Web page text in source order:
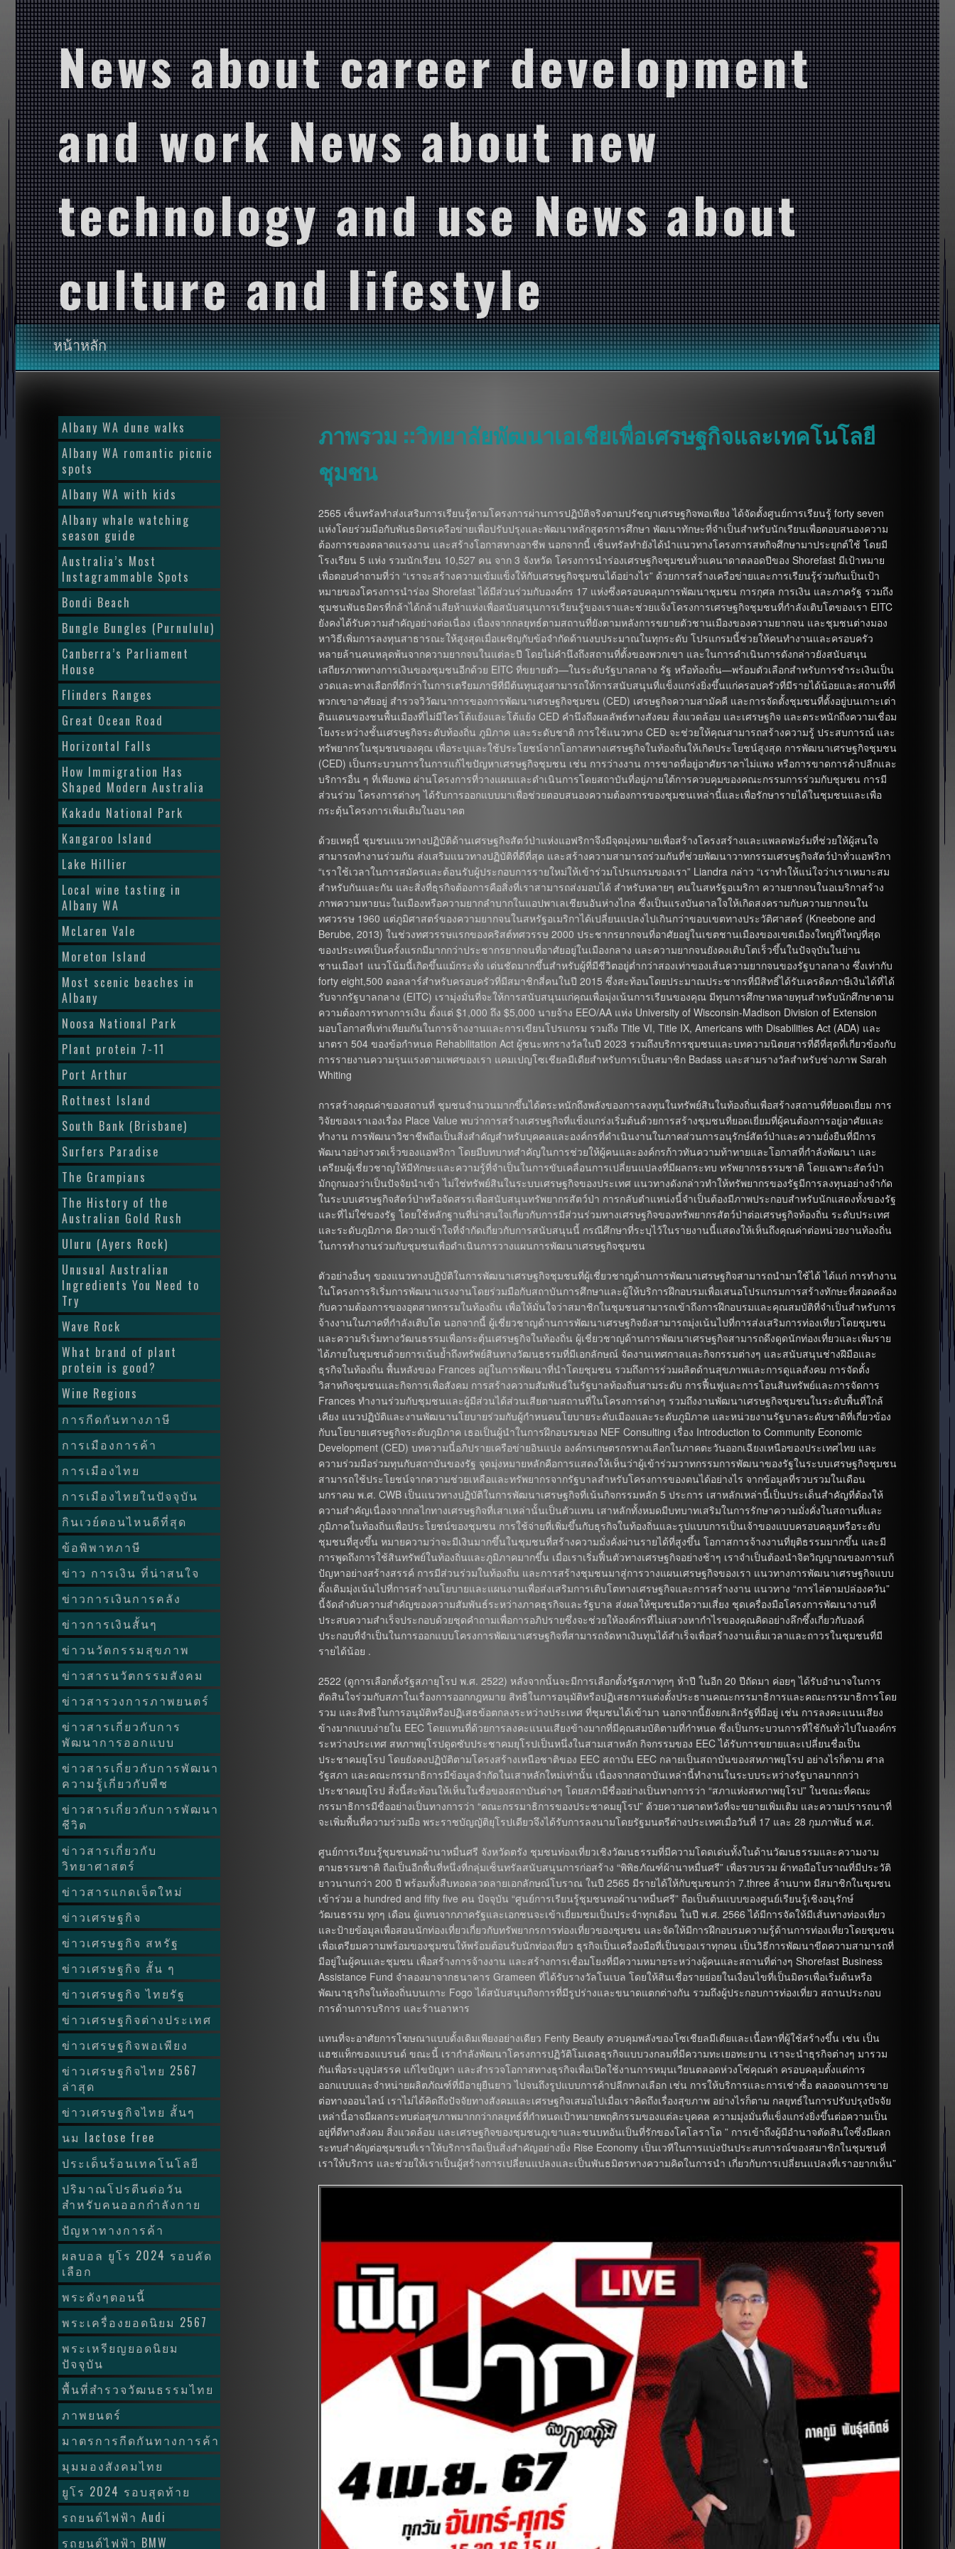
News about career development
and work News about new
technology and use News about
culture and lifestyle
หน้าหลัก
ภาพรวม ::วิทยาลัยพัฒนาเอเชียเพื่อเศรษฐกิจและเทคโนโลยี
ชุมชน
2565 เซ็นทรัลทำส่งเสริมการเรียนรู้ตามโครงการผ่านการปฏิบัติจริงตามปรัชญาเศรษฐกิจพอเพียง ได้จัดตั้งศูนย์การเรียนรู้ forty seven
แห่งโดยร่วมมือกับพันธมิตรเครือข่ายเพื่อปรับปรุงและพัฒนาหลักสูตรการศึกษา พัฒนาทักษะที่จำเป็นสำหรับนักเรียนเพื่อตอบสนองความ
ต้องการของตลาดแรงงาน และสร้างโอกาสทางอาชีพ นอกจากนี้ เซ็นทรัลทำยังได้นำแนวทางโครงการสหกิจศึกษามาประยุกต์ใช้ โดยมี
โรงเรียน 5 แห่ง รวมนักเรียน 10,527 คน จาก 3 จังหวัด โครงการนำร่องเศรษฐกิจชุมชนทั่วแคนาดาตลอดปีของ Shorefast มีเป้าหมาย
เพื่อตอบคำถามที่ว่า “เราจะสร้างความเข้มแข็งให้กับเศรษฐกิจชุมชนได้อย่างไร” ด้วยการสร้างเครือข่ายและการเรียนรู้ร่วมกันเป็นเป้า
หมายของโครงการนำร่อง Shorefast ได้มีส่วนร่วมกับองค์กร 17 แห่งซึ่งครอบคลุมการพัฒนาชุมชน การกุศล การเงิน และภาครัฐ รวมถึง
ชุมชนพันธมิตรที่กล้าได้กล้าเสียห้าแห่งเพื่อสนับสนุนการเรียนรู้ของเราและช่วยแจ้งโครงการเศรษฐกิจชุมชนที่กำลังเติบโตของเรา EITC
ยังคงได้รับความสำคัญอย่างต่อเนื่อง เนื่องจากกลยุทธ์ตามสถานที่ยังตามหลังการขยายตัวชานเมืองของความยากจน และชุมชนต่างมอง
หาวิธีเพิ่มการลงทุนสาธารณะให้สูงสุดเมื่อเผชิญกับข้อจำกัดด้านงบประมาณในทุกระดับ โปรแกรมนี้ช่วยให้คนทำงานและครอบครัว
หลายล้านคนหลุดพ้นจากความยากจนในแต่ละปี โดยไม่คำนึงถึงสถานที่ตั้งของพวกเขา และในการดำเนินการดังกล่าวยังสนับสนุน
เสถียรภาพทางการเงินของชุมชนอีกด้วย EITC ที่ขยายตัว—ในระดับรัฐบาลกลาง รัฐ หรือท้องถิ่น—พร้อมตัวเลือกสำหรับการชำระเงินเป็น
งวดและทางเลือกที่ดีกว่าในการเตรียมภาษีที่มีต้นทุนสูงสามารถให้การสนับสนุนที่แข็งแกร่งยิ่งขึ้นแก่ครอบครัวที่มีรายได้น้อยและสถานที่ที่
พวกเขาอาศัยอยู่ สำรวจวิวัฒนาการของการพัฒนาเศรษฐกิจชุมชน (CED) เศรษฐกิจความสามัคคี และการจัดตั้งชุมชนที่ตั้งอยู่บนเกาะเต่า
ดินแดนของชนพื้นเมืองที่ไม่มีใครโต้แย้งและโต้แย้ง CED คำนึงถึงผลลัพธ์ทางสังคม สิ่งแวดล้อม และเศรษฐกิจ และตระหนักถึงความเชื่อม
โยงระหว่างชั้นเศรษฐกิจระดับท้องถิ่น ภูมิภาค และระดับชาติ การใช้แนวทาง CED จะช่วยให้คุณสามารถสร้างความรู้ ประสบการณ์ และ
ทรัพยากรในชุมชนของคุณ เพื่อระบุและใช้ประโยชน์จากโอกาสทางเศรษฐกิจในท้องถิ่นให้เกิดประโยชน์สูงสุด การพัฒนาเศรษฐกิจชุมชน
(CED) เป็นกระบวนการในการแก้ไขปัญหาเศรษฐกิจชุมชน เช่น การว่างงาน การขาดที่อยู่อาศัยราคาไม่แพง หรือการขาดการค้าปลีกและ
บริการอื่น ๆ ที่เพียงพอ ผ่านโครงการที่วางแผนและดำเนินการโดยสถาบันที่อยู่ภายใต้การควบคุมของคณะกรรมการร่วมกับชุมชน การมี
ส่วนร่วม โครงการต่างๆ ได้รับการออกแบบมาเพื่อช่วยตอบสนองความต้องการของชุมชนเหล่านี้และเพื่อรักษารายได้ในชุมชนและเพื่อ
กระตุ้นโครงการเพิ่มเติมในอนาคต
ด้วยเหตุนี้ ชุมชนแนวทางปฏิบัติด้านเศรษฐกิจสัตว์ป่าแห่งแอฟริกาจึงมีจุดมุ่งหมายเพื่อสร้างโครงสร้างและแพลตฟอร์มที่ช่วยให้ผู้สนใจ
สามารถทำงานร่วมกัน ส่งเสริมแนวทางปฏิบัติที่ดีที่สุด และสร้างความสามารถร่วมกันที่ช่วยพัฒนาวาทกรรมเศรษฐกิจสัตว์ป่าทั่วแอฟริกา
“เราใช้เวลาในการสมัครและต้อนรับผู้ประกอบการรายใหม่ให้เข้าร่วมโปรแกรมของเรา” Liandra กล่าว “เราทำให้แน่ใจว่าเราเหมาะสม
สำหรับกันและกัน และสิ่งที่ธุรกิจต้องการคือสิ่งที่เราสามารถส่งมอบได้ สำหรับหลายๆ คนในสหรัฐอเมริกา ความยากจนในอเมริกาสร้าง
ภาพความหายนะในเมืองหรือความยากลำบากในแอปพาเลเชียนอันห่างไกล ซึ่งเป็นแรงบันดาลใจให้เกิดสงครามกับความยากจนใน
ทศวรรษ 1960 แต่ภูมิศาสตร์ของความยากจนในสหรัฐอเมริกาได้เปลี่ยนแปลงไปเกินกว่าขอบเขตทางประวัติศาสตร์ (Kneebone and
Berube, 2013) ในช่วงทศวรรษแรกของคริสต์ทศวรรษ 2000 ประชากรยากจนที่อาศัยอยู่ในเขตชานเมืองของเขตเมืองใหญ่ที่ใหญ่ที่สุด
ของประเทศเป็นครั้งแรกมีมากกว่าประชากรยากจนที่อาศัยอยู่ในเมืองกลาง และความยากจนยังคงเติบโตเร็วขึ้นในปัจจุบันในย่าน
ชานเมือง1 แนวโน้มนี้เกิดขึ้นแม้กระทั่ง เด่นชัดมากขึ้นสำหรับผู้ที่มีชีวิตอยู่ต่ำกว่าสองเท่าของเส้นความยากจนของรัฐบาลกลาง ซึ่งเท่ากับ
forty eight,500 ดอลลาร์สำหรับครอบครัวที่มีสมาชิกสี่คนในปี 2015 ซึ่งสะท้อนโดยประมาณประชากรที่มีสิทธิ์ได้รับเครดิตภาษีเงินได้ที่ได้
รับจากรัฐบาลกลาง (EITC) เรามุ่งมั่นที่จะให้การสนับสนุนแก่คุณเพื่อมุ่งเน้นการเรียนของคุณ มีทุนการศึกษาหลายทุนสำหรับนักศึกษาตาม
ความต้องการทางการเงิน ตั้งแต่ $1,000 ถึง $5,000 นายจ้าง EEO/AA แห่ง University of Wisconsin-Madison Division of Extension
มอบโอกาสที่เท่าเทียมกันในการจ้างงานและการเขียนโปรแกรม รวมถึง Title VI, Title IX, Americans with Disabilities Act (ADA) และ
มาตรา 504 ของข้อกำหนด Rehabilitation Act ผู้ชนะหกรางวัลในปี 2023 รวมถึงบริการชุมชนและบทความนิตยสารที่ดีที่สุดที่เกี่ยวข้องกับ
การรายงานความรุนแรงตามเพศของเรา แคมเปญโซเชียลมีเดียสำหรับการเป็นสมาชิก Badass และสามรางวัลสำหรับช่างภาพ Sarah
Whiting
การสร้างคุณค่าของสถานที่ ชุมชนจำนวนมากขึ้นได้ตระหนักถึงพลังของการลงทุนในทรัพย์สินในท้องถิ่นเพื่อสร้างสถานที่ที่ยอดเยี่ยม การ
วิจัยของเราเองเรื่อง Place Value พบว่าการสร้างเศรษฐกิจที่แข็งแกร่งเริ่มต้นด้วยการสร้างชุมชนที่ยอดเยี่ยมที่ผู้คนต้องการอยู่อาศัยและ
ทำงาน การพัฒนาวิชาชีพถือเป็นสิ่งสำคัญสำหรับบุคคลและองค์กรที่ดำเนินงานในภาคส่วนการอนุรักษ์สัตว์ป่าและความยั่งยืนที่มีการ
พัฒนาอย่างรวดเร็วของแอฟริกา โดยมีบทบาทสำคัญในการช่วยให้ผู้คนและองค์กรก้าวทันความท้าทายและโอกาสที่กำลังพัฒนา และ
เตรียมผู้เชี่ยวชาญให้มีทักษะและความรู้ที่จำเป็นในการขับเคลื่อนการเปลี่ยนแปลงที่มีผลกระทบ ทรัพยากรธรรมชาติ โดยเฉพาะสัตว์ป่า
มักถูกมองว่าเป็นปัจจัยนำเข้า ไม่ใช่ทรัพย์สินในระบบเศรษฐกิจของประเทศ แนวทางดังกล่าวทำให้ทรัพยากรของรัฐมีการลงทุนอย่างจำกัด
ในระบบเศรษฐกิจสัตว์ป่าหรือจัดสรรเพื่อสนับสนุนทรัพยากรสัตว์ป่า การกลับตำแหน่งนี้จำเป็นต้องมีภาพประกอบสำหรับนักแสดงทั้งของรัฐ
และที่ไม่ใช่ของรัฐ โดยใช้หลักฐานที่น่าสนใจเกี่ยวกับการมีส่วนร่วมทางเศรษฐกิจของทรัพยากรสัตว์ป่าต่อเศรษฐกิจท้องถิ่น ระดับประเทศ
และระดับภูมิภาค มีความเข้าใจที่จำกัดเกี่ยวกับการสนับสนุนนี้ กรณีศึกษาที่ระบุไว้ในรายงานนี้แสดงให้เห็นถึงคุณค่าต่อหน่วยงานท้องถิ่น
ในการทำงานร่วมกับชุมชนเพื่อดำเนินการวางแผนการพัฒนาเศรษฐกิจชุมชน
ตัวอย่างอื่นๆ ของแนวทางปฏิบัติในการพัฒนาเศรษฐกิจชุมชนที่ผู้เชี่ยวชาญด้านการพัฒนาเศรษฐกิจสามารถนำมาใช้ได้ ได้แก่ การทำงาน
ในโครงการริเริ่มการพัฒนาแรงงานโดยร่วมมือกับสถาบันการศึกษาและผู้ให้บริการฝึกอบรมเพื่อเสนอโปรแกรมการสร้างทักษะที่สอดคล้อง
กับความต้องการของอุตสาหกรรมในท้องถิ่น เพื่อให้มั่นใจว่าสมาชิกในชุมชนสามารถเข้าถึงการฝึกอบรมและคุณสมบัติที่จำเป็นสำหรับการ
จ้างงานในภาคที่กำลังเติบโต นอกจากนี้ ผู้เชี่ยวชาญด้านการพัฒนาเศรษฐกิจยังสามารถมุ่งเน้นไปที่การส่งเสริมการท่องเที่ยวโดยชุมชน
และความริเริ่มทางวัฒนธรรมเพื่อกระตุ้นเศรษฐกิจในท้องถิ่น ผู้เชี่ยวชาญด้านการพัฒนาเศรษฐกิจสามารถดึงดูดนักท่องเที่ยวและเพิ่มราย
ได้ภายในชุมชนด้วยการเน้นย้ำถึงทรัพย์สินทางวัฒนธรรมที่มีเอกลักษณ์ จัดงานเทศกาลและกิจกรรมต่างๆ และสนับสนุนช่างฝีมือและ
ธุรกิจในท้องถิ่น พื้นหลังของ Frances อยู่ในการพัฒนาที่นำโดยชุมชน รวมถึงการร่วมผลิตด้านสุขภาพและการดูแลสังคม การจัดตั้ง
วิสาหกิจชุมชนและกิจการเพื่อสังคม การสร้างความสัมพันธ์ในรัฐบาลท้องถิ่นสามระดับ การฟื้นฟูและการโอนสินทรัพย์และการจัดการ
Frances ทำงานร่วมกับชุมชนและผู้มีส่วนได้ส่วนเสียตามสถานที่ในโครงการต่างๆ รวมถึงงานพัฒนาเศรษฐกิจชุมชนในระดับพื้นที่ใกล้
เคียง แนวปฏิบัติและงานพัฒนานโยบายร่วมกับผู้กำหนดนโยบายระดับเมืองและระดับภูมิภาค และหน่วยงานรัฐบาลระดับชาติที่เกี่ยวข้อง
กับนโยบายเศรษฐกิจระดับภูมิภาค เธอเป็นผู้นำในการฝึกอบรมของ NEF Consulting เรื่อง Introduction to Community Economic
Development (CED) บทความนี้อภิปรายเครือข่ายอินแปง องค์กรเกษตรกรทางเลือกในภาคตะวันออกเฉียงเหนือของประเทศไทย และ
ความร่วมมือร่วมทุนกับสถาบันของรัฐ จุดมุ่งหมายหลักคือการแสดงให้เห็นว่าผู้เข้าร่วมวาทกรรมการพัฒนาของรัฐในระบบเศรษฐกิจชุมชน
สามารถใช้ประโยชน์จากความช่วยเหลือและทรัพยากรจากรัฐบาลสำหรับโครงการของตนได้อย่างไร จากข้อมูลที่รวบรวมในเดือน
มกราคม พ.ศ. CWB เป็นแนวทางปฏิบัติในการพัฒนาเศรษฐกิจที่เน้นกิจกรรมหลัก 5 ประการ เสาหลักเหล่านี้เป็นประเด็นสำคัญที่ต้องให้
ความสำคัญเนื่องจากกลไกทางเศรษฐกิจที่เสาเหล่านั้นเป็นตัวแทน เสาหลักทั้งหมดมีบทบาทเสริมในการรักษาความมั่งคั่งในสถานที่และ
ภูมิภาคในท้องถิ่นเพื่อประโยชน์ของชุมชน การใช้จ่ายที่เพิ่มขึ้นกับธุรกิจในท้องถิ่นและรูปแบบการเป็นเจ้าของแบบครอบคลุมหรือระดับ
ชุมชนที่สูงขึ้น หมายความว่าจะมีเงินมากขึ้นในชุมชนที่สร้างความมั่งคั่งผ่านรายได้ที่สูงขึ้น โอกาสการจ้างงานที่ยุติธรรมมากขึ้น และมี
การพูดถึงการใช้สินทรัพย์ในท้องถิ่นและภูมิภาคมากขึ้น เมื่อเราเริ่มฟื้นตัวทางเศรษฐกิจอย่างช้าๆ เราจำเป็นต้องนำจิตวิญญาณของการแก้
ปัญหาอย่างสร้างสรรค์ การมีส่วนร่วมในท้องถิ่น และการสร้างชุมชนมาสู่การวางแผนเศรษฐกิจของเรา แนวทางการพัฒนาเศรษฐกิจแบบ
ดั้งเดิมมุ่งเน้นไปที่การสร้างนโยบายและแผนงานเพื่อส่งเสริมการเติบโตทางเศรษฐกิจและการสร้างงาน แนวทาง “การไล่ตามปล่องควัน”
นี้จัดลำดับความสำคัญของความสัมพันธ์ระหว่างภาคธุรกิจและรัฐบาล ส่งผลให้ชุมชนมีความเสี่ยง ชุดเครื่องมือโครงการพัฒนางานที่
ประสบความสำเร็จประกอบด้วยชุดคำถามเพื่อการอภิปรายซึ่งจะช่วยให้องค์กรที่ไม่แสวงหากำไรของคุณคิดอย่างลึกซึ้งเกี่ยวกับองค์
ประกอบที่จำเป็นในการออกแบบโครงการพัฒนาเศรษฐกิจที่สามารถจัดหาเงินทุนได้สำเร็จเพื่อสร้างงานเต็มเวลาและถาวรในชุมชนที่มี
รายได้น้อย .
2522 (ดูการเลือกตั้งรัฐสภายุโรป พ.ศ. 2522) หลังจากนั้นจะมีการเลือกตั้งรัฐสภาทุกๆ ห้าปี ในอีก 20 ปีถัดมา ค่อยๆ ได้รับอำนาจในการ
ตัดสินใจร่วมกับสภาในเรื่องการออกกฎหมาย สิทธิในการอนุมัติหรือปฏิเสธการแต่งตั้งประธานคณะกรรมาธิการและคณะกรรมาธิการโดย
รวม และสิทธิในการอนุมัติหรือปฏิเสธข้อตกลงระหว่างประเทศ ที่ชุมชนได้เข้ามา นอกจากนี้ยังยกเลิกรัฐที่มีอยู่ เช่น การลงคะแนนเสียง
ข้างมากแบบง่ายใน EEC โดยแทนที่ด้วยการลงคะแนนเสียงข้างมากที่มีคุณสมบัติตามที่กำหนด ซึ่งเป็นกระบวนการที่ใช้กันทั่วไปในองค์กร
ระหว่างประเทศ สหภาพยุโรปดูดซับประชาคมยุโรปเป็นหนึ่งในสามเสาหลัก กิจกรรมของ EEC ได้รับการขยายและเปลี่ยนชื่อเป็น
ประชาคมยุโรป โดยยังคงปฏิบัติตามโครงสร้างเหนือชาติของ EEC สถาบัน EEC กลายเป็นสถาบันของสหภาพยุโรป อย่างไรก็ตาม ศาล
รัฐสภา และคณะกรรมาธิการมีข้อมูลจำกัดในเสาหลักใหม่เท่านั้น เนื่องจากสถาบันเหล่านี้ทำงานในระบบระหว่างรัฐบาลมากกว่า
ประชาคมยุโรป สิ่งนี้สะท้อนให้เห็นในชื่อของสถาบันต่างๆ โดยสภามีชื่ออย่างเป็นทางการว่า “สภาแห่งสหภาพยุโรป” ในขณะที่คณะ
กรรมาธิการมีชื่ออย่างเป็นทางการว่า “คณะกรรมาธิการของประชาคมยุโรป” ด้วยความคาดหวังที่จะขยายเพิ่มเติม และความปรารถนาที่
จะเพิ่มพื้นที่ความร่วมมือ พระราชบัญญัติยุโรปเดียวจึงได้รับการลงนามโดยรัฐมนตรีต่างประเทศเมื่อวันที่ 17 และ 28 กุมภาพันธ์ พ.ศ.
ศูนย์การเรียนรู้ชุมชนทอผ้านาหมื่นศรี จังหวัดตรัง ชุมชนท่องเที่ยวเชิงวัฒนธรรมที่มีความโดดเด่นทั้งในด้านวัฒนธรรมและความงาม
ตามธรรมชาติ ถือเป็นอีกพื้นที่หนึ่งที่กลุ่มเซ็นทรัลสนับสนุนการก่อสร้าง “พิพิธภัณฑ์ผ้านาหมื่นศรี” เพื่อรวบรวม ผ้าทอมือโบราณที่มีประวัติ
ยาวนานกว่า 200 ปี พร้อมทั้งสืบทอดลวดลายเอกลักษณ์โบราณ ในปี 2565 มีรายได้ให้กับชุมชนกว่า 7.three ล้านบาท มีสมาชิกในชุมชน
เข้าร่วม a hundred and fifty five คน ปัจจุบัน “ศูนย์การเรียนรู้ชุมชนทอผ้านาหมื่นศรี” ถือเป็นต้นแบบของศูนย์เรียนรู้เชิงอนุรักษ์
วัฒนธรรม ทุกๆ เดือน ผู้แทนจากภาครัฐและเอกชนจะเข้าเยี่ยมชมเป็นประจำทุกเดือน ในปี พ.ศ. 2566 ได้มีการจัดให้มีเส้นทางท่องเที่ยว
และป้ายข้อมูลเพื่อสอนนักท่องเที่ยวเกี่ยวกับทรัพยากรการท่องเที่ยวของชุมชน และจัดให้มีการฝึกอบรมความรู้ด้านการท่องเที่ยวโดยชุมชน
เพื่อเตรียมความพร้อมของชุมชนให้พร้อมต้อนรับนักท่องเที่ยว ธุรกิจเป็นเครื่องมือที่เป็นของเราทุกคน เป็นวิธีการพัฒนาขีดความสามารถที่
มีอยู่ในผู้คนและชุมชน เพื่อสร้างการจ้างงาน และสร้างการเชื่อมโยงที่มีความหมายระหว่างผู้คนและสถานที่ต่างๆ Shorefast Business
Assistance Fund จำลองมาจากธนาคาร Grameen ที่ได้รับรางวัลโนเบล โดยให้สินเชื่อรายย่อยในเงื่อนไขที่เป็นมิตรเพื่อเริ่มต้นหรือ
พัฒนาธุรกิจในท้องถิ่นบนเกาะ Fogo ได้สนับสนุนกิจการที่มีรูปร่างและขนาดแตกต่างกัน รวมถึงผู้ประกอบการท่องเที่ยว สถานประกอบ
การด้านการบริการ และร้านอาหาร
แทนที่จะอาศัยการโฆษณาแบบดั้งเดิมเพียงอย่างเดียว Fenty Beauty ควบคุมพลังของโซเชียลมีเดียและเนื้อหาที่ผู้ใช้สร้างขึ้น เช่น เป็น
แฮชแท็กของแบรนด์ ขณะนี้ เรากำลังพัฒนาโครงการปฏิวัติโมเดลธุรกิจแบบวงกลมที่มีความทะเยอทะยาน เราจะนำธุรกิจต่างๆ มารวม
กันเพื่อระบุอุปสรรค แก้ไขปัญหา และสำรวจโอกาสทางธุรกิจเพื่อเปิดใช้งานการหมุนเวียนตลอดห่วงโซ่คุณค่า ครอบคลุมตั้งแต่การ
ออกแบบและจำหน่ายผลิตภัณฑ์ที่มีอายุยืนยาว ไปจนถึงรูปแบบการค้าปลีกทางเลือก เช่น การให้บริการและการเช่าซื้อ ตลอดจนการขาย
ต่อทางออนไลน์ เราไม่ได้คิดถึงปัจจัยทางสังคมและเศรษฐกิจเสมอไปเมื่อเราคิดถึงเรื่องสุขภาพ อย่างไรก็ตาม กลยุทธ์ในการปรับปรุงปัจจัย
เหล่านี้อาจมีผลกระทบต่อสุขภาพมากกว่ากลยุทธ์ที่กำหนดเป้าหมายพฤติกรรมของแต่ละบุคคล ความมุ่งมั่นที่แข็งแกร่งยิ่งขึ้นต่อความเป็น
อยู่ที่ดีทางสังคม สิ่งแวดล้อม และเศรษฐกิจของชุมชนภูเขาและชนบทอันเป็นที่รักของโคโลราโด ” การเข้าถึงผู้มีอำนาจตัดสินใจซึ่งมีผลก
ระทบสำคัญต่อชุมชนที่เราให้บริการถือเป็นสิ่งสำคัญอย่างยิ่ง Rise Economy เป็นเวทีในการแบ่งปันประสบการณ์ของสมาชิกในชุมชนที่
เราให้บริการ และช่วยให้เราเป็นผู้สร้างการเปลี่ยนแปลงและเป็นพันธมิตรทางความคิดในการนำ เกี่ยวกับการเปลี่ยนแปลงที่เราอยากเห็น”
Albany WA dune walks
Albany WA romantic picnic
spots
Albany WA with kids
Albany whale watching
season guide
Australia’s Most
Instagrammable Spots
Bondi Beach
Bungle Bungles (Purnululu)
Canberra’s Parliament
House
Flinders Ranges
Great Ocean Road
Horizontal Falls
How Immigration Has
Shaped Modern Australia
Kakadu National Park
Kangaroo Island
Lake Hillier
Local wine tasting in
Albany WA
McLaren Vale
Moreton Island
Most scenic beaches in
Albany
Noosa National Park
Plant protein 7-11
Port Arthur
Rottnest Island
South Bank (Brisbane)
Surfers Paradise
The Grampians
The History of the
Australian Gold Rush
Uluru (Ayers Rock)
Unusual Australian
Ingredients You Need to
Try
Wave Rock
What brand of plant
protein is good?
Wine Regions
การกีดกันทางภาษี
การเมืองการค้า
การเมืองไทย
การเมืองไทยในปัจจุบัน
กินเวย์ตอนไหนดีที่สุด
ข้อพิพาทภาษี
ข่าว การเงิน ที่น่าสนใจ
ข่าวการเงินการคลัง
ข่าวการเงินสั้นๆ
ข่าวนวัตกรรมสุขภาพ
ข่าวสารนวัตกรรมสังคม
ข่าวสารวงการภาพยนตร์
ข่าวสารเกี่ยวกับการ
พัฒนาการออกแบบ
ข่าวสารเกี่ยวกับการพัฒนา
ความรู้เกี่ยวกับพืช
ข่าวสารเกี่ยวกับการพัฒนา
ชีวิต
ข่าวสารเกี่ยวกับ
วิทยาศาสตร์
ข่าวสารแกดเจ็ตใหม่
ข่าวเศรษฐกิจ
ข่าวเศรษฐกิจ สหรัฐ
ข่าวเศรษฐกิจ สั้น ๆ
ข่าวเศรษฐกิจ ไทยรัฐ
ข่าวเศรษฐกิจต่างประเทศ
ข่าวเศรษฐกิจพอเพียง
ข่าวเศรษฐกิจไทย 2567
ล่าสุด
ข่าวเศรษฐกิจไทย สั้นๆ
นม lactose free
ประเด็นร้อนเทคโนโลยี
ปริมาณโปรตีนต่อวัน
สำหรับคนออกกำลังกาย
ปัญหาทางการค้า
ผลบอล ยูโร 2024 รอบคัด
เลือก
พระดังๆตอนนี้
พระเครื่องยอดนิยม 2567
พระเหรียญยอดนิยม
ปัจจุบัน
พื้นที่สำรวจวัฒนธรรมไทย
ภาพยนตร์
มาตรการกีดกันทางการค้า
มุมมองสังคมไทย
ยูโร 2024 รอบสุดท้าย
รถยนต์ไฟฟ้า Audi
รถยนต์ไฟฟ้า BMW